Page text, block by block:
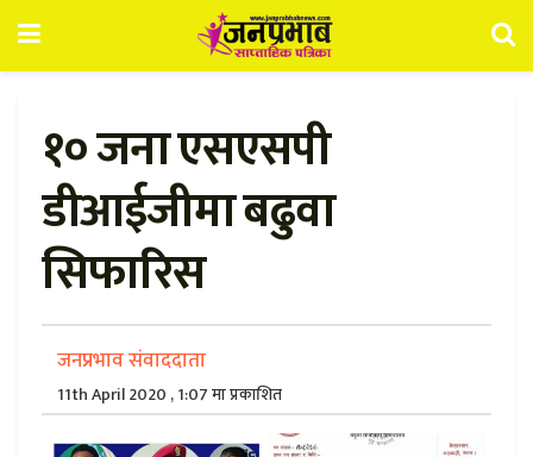
१० जना एसएसपी
डीआईजीमा बढुवा
सिफारिस
जनप्रभाव संवाददाता
11th April 2020 , 1:07 मा प्रकाशित